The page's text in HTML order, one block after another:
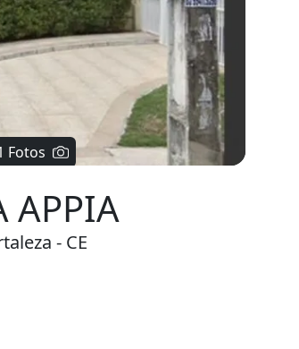
APPIA
- CE